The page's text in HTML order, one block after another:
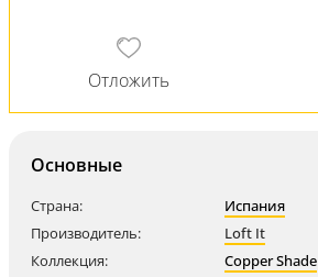
Основные
Страна:
Испания
Производитель:
Loft It
Коллекция:
Copper Shade